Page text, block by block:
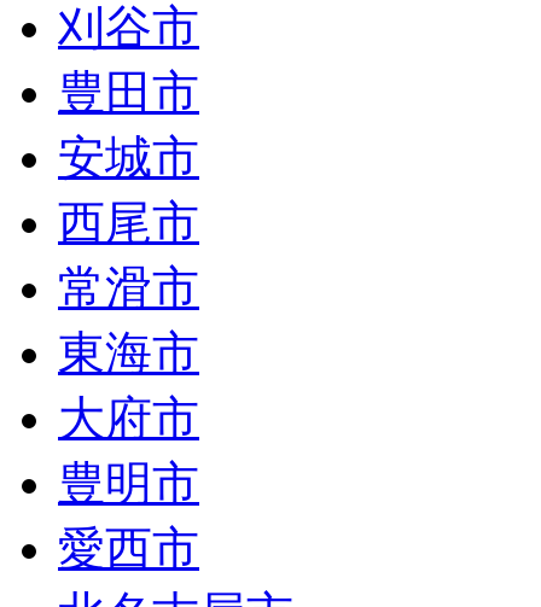
刈谷市
豊田市
安城市
西尾市
常滑市
東海市
大府市
豊明市
愛西市